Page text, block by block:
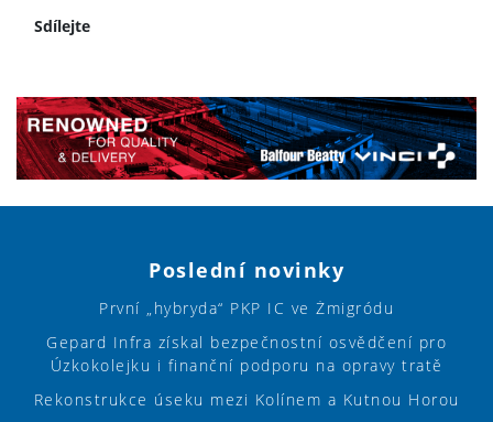
Sdílejte
Poslední novinky
První „hybryda“ PKP IC ve Żmigródu
Gepard Infra získal bezpečnostní osvědčení pro
Úzkokolejku i finanční podporu na opravy tratě
Rekonstrukce úseku mezi Kolínem a Kutnou Horou